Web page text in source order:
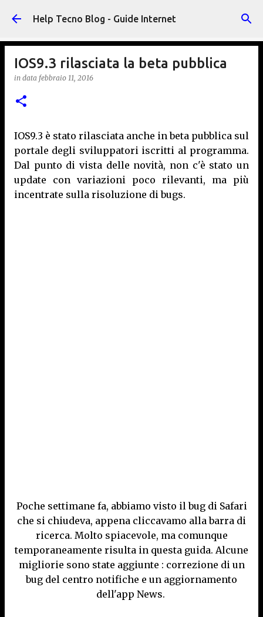
Passa ai contenuti principali
Help Tecno Blog - Guide Internet
IOS9.3 rilasciata la beta pubblica
in data febbraio 11, 2016
IOS9.3 è stato rilasciata anche in beta pubblica sul
portale degli sviluppatori iscritti al programma.
Dal punto di vista delle novità, non c'è stato un
update con variazioni poco rilevanti, ma più
incentrate sulla risoluzione di bugs.
Poche settimane fa, abbiamo visto il bug di Safari
che si chiudeva, appena cliccavamo alla barra di
ricerca. Molto spiacevole, ma comunque
temporaneamente risulta in questa guida. Alcune
migliorie sono state aggiunte : correzione di un
bug del centro notifiche e un aggiornamento
dell'app News.